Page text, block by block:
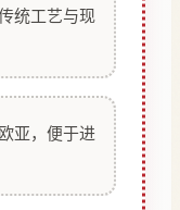
统工艺与现
亚，便于进